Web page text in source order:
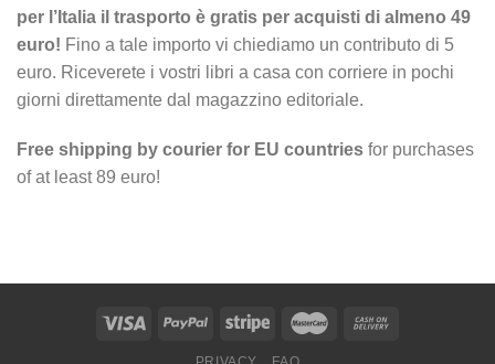
per l’Italia il trasporto è gratis per acquisti di almeno 49
euro! Fino a tale importo vi chiediamo un contributo di 5
euro. Riceverete i vostri libri a casa con corriere in pochi
giorni direttamente dal magazzino editoriale.
Free shipping by courier for EU countries for purchases
of at least 89 euro!